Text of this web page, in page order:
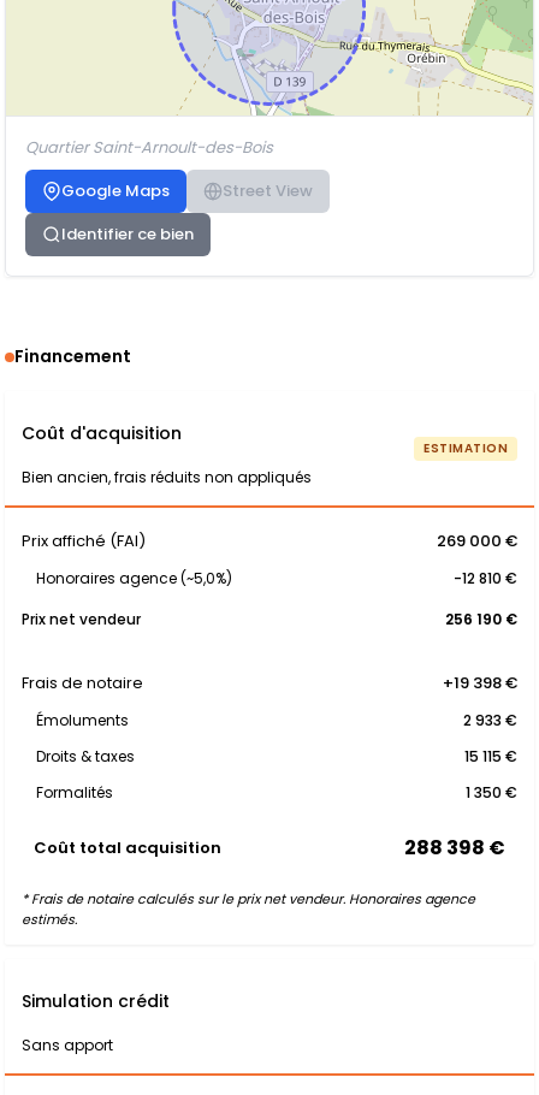
Quartier Saint-Arnoult-des-Bois
Google Maps
Street View
Identifier ce bien
Financement
Coût d'acquisition
Bien ancien, frais réduits non appliqués
ESTIMATION
Prix affiché (FAI) 269 000 €
Honoraires agence (~5,0%)
-12 810 €
Prix net vendeur
256 190 €
Frais de notaire +19 398 €
Émoluments
2 933 €
Droits & taxes
15 115 €
Formalités
1 350 €
Coût total acquisition 288 398 €
* Frais de notaire calculés sur le prix net vendeur. Honoraires agence
estimés.
Simulation crédit
Sans apport